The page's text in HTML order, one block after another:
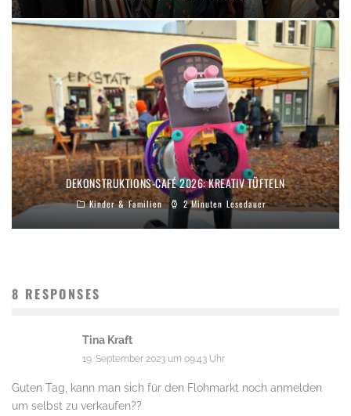
DEKONSTRUKTIONS-CAFÉ 2026: KREATIV TÜFTELN
Kinder & Familien 2 Minuten Lesedauer
8 RESPONSES
Tina Kraft
19. September 2023 um 09:43 Uhr
Guten Tag, kann man sich für den Flohmarkt noch anmelden
um selbst zu verkaufen??